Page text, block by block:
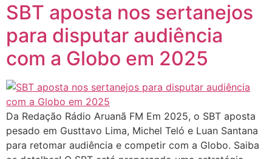
SBT aposta nos sertanejos
para disputar audiência
com a Globo em 2025
Da Redação Rádio Aruanã FM Em 2025, o SBT aposta
pesado em Gusttavo Lima, Michel Teló e Luan Santana
para retomar audiência e competir com a Globo. Saiba